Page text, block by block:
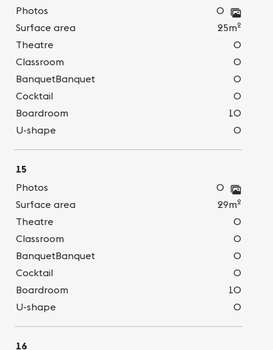
Photos
0
Surface area
25m2
Theatre
0
Classroom
0
BanquetBanquet
0
Cocktail
0
Boardroom
10
U-shape
0
15
Photos
0
Surface area
29m2
Theatre
0
Classroom
0
BanquetBanquet
0
Cocktail
0
Boardroom
10
U-shape
0
16